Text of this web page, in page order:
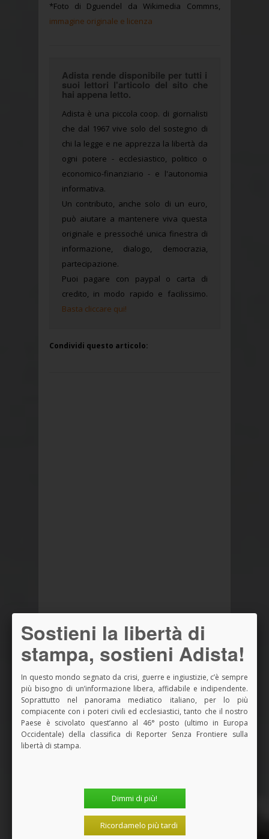
*Foto di Dguendel da Wikimedia Commns,
immagine originale e licenza
Adista rende disponibile per tutti i
suoi lettori l'articolo del sito che
hai appena letto.
Adista è una piccola coop. di giornalisti
che dal 1967 vive solo del sostegno di
chi la legge e ne apprezza la libertà da
ogni potere - ecclesiastico, politico o
economico-finanziario - e l'autonomia
informativa.
Un contributo, anche solo di un euro,
può aiutare a mantenere viva questa
originale e pressoché unica finestra di
informazione, dialogo, democrazia,
partecipazione.
Puoi pagare con paypal o carta di
credito, in modo rapido e facilissimo.
Basta cliccare qui!
Condividi questo articolo:
Sostieni la libertà di
stampa, sostieni Adista!
In questo mondo segnato da crisi, guerre e ingiustizie, c’è sempre
più bisogno di un’informazione libera, affidabile e indipendente.
Soprattutto nel panorama mediatico italiano, per lo più
compiacente con i poteri civili ed ecclesiastici, tanto che il nostro
Paese è scivolato quest’anno al 46° posto (ultimo in Europa
Occidentale) della classifica di Reporter Senza Frontiere sulla
libertà di stampa.
Dimmi di più!
Ricordamelo più tardi